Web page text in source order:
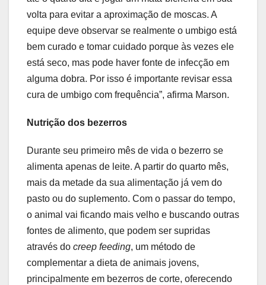
volta para evitar a aproximação de moscas. A
equipe deve observar se realmente o umbigo está
bem curado e tomar cuidado porque às vezes ele
está seco, mas pode haver fonte de infecção em
alguma dobra. Por isso é importante revisar essa
cura de umbigo com frequência”, afirma Marson.
Nutrição dos bezerros
Durante seu primeiro mês de vida o bezerro se
alimenta apenas de leite. A partir do quarto mês,
mais da metade da sua alimentação já vem do
pasto ou do suplemento. Com o passar do tempo,
o animal vai ficando mais velho e buscando outras
fontes de alimento, que podem ser supridas
através do creep feeding, um método de
complementar a dieta de animais jovens,
principalmente em bezerros de corte, oferecendo